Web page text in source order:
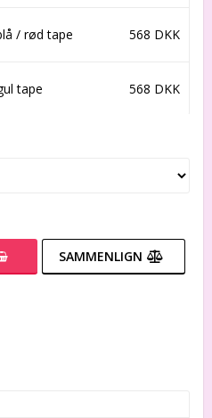
/ rød tape 568 DKK
tape 568 DKK
SAMMENLIGN